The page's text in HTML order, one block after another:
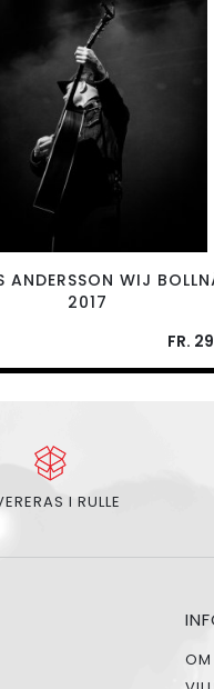
ANDERSSON WIJ
2017
FR.
I RULLE
OM